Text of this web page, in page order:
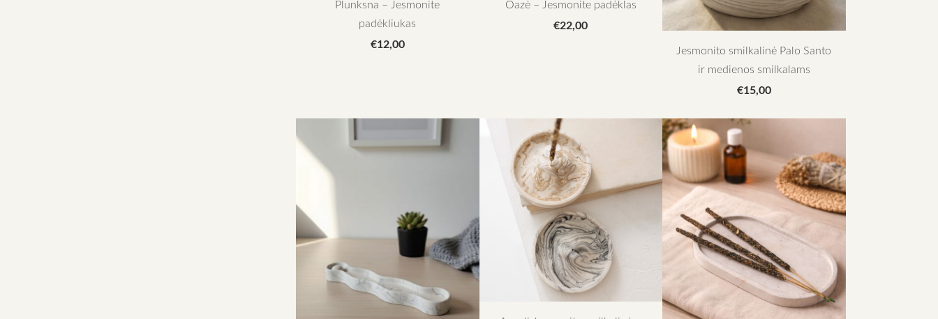
Plunksna – Jesmonite
padėkliukas
€12,00
Oazė – Jesmonite padėklas
€22,00
Jesmonito smilkalinė Palo Santo
ir medienos smilkalams
€15,00